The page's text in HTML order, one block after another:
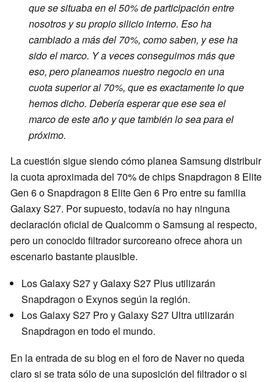
que se situaba en el 50% de participación entre
nosotros y su propio silicio interno. Eso ha
cambiado a más del 70%, como saben, y ese ha
sido el marco. Y a veces conseguimos más que
eso, pero planeamos nuestro negocio en una
cuota superior al 70%, que es exactamente lo que
hemos dicho. Debería esperar que ese sea el
marco de este año y que también lo sea para el
próximo.
La cuestión sigue siendo cómo planea Samsung distribuir
la cuota aproximada del 70% de chips Snapdragon 8 Elite
Gen 6 o Snapdragon 8 Elite Gen 6 Pro entre su familia
Galaxy S27. Por supuesto, todavía no hay ninguna
declaración oficial de Qualcomm o Samsung al respecto,
pero un conocido filtrador surcoreano ofrece ahora un
escenario bastante plausible.
Los Galaxy S27 y Galaxy S27 Plus utilizarán
Snapdragon o Exynos según la región.
Los Galaxy S27 Pro y Galaxy S27 Ultra utilizarán
Snapdragon en todo el mundo.
En la entrada de su blog en el foro de Naver no queda
claro si se trata sólo de una suposición del filtrador o si